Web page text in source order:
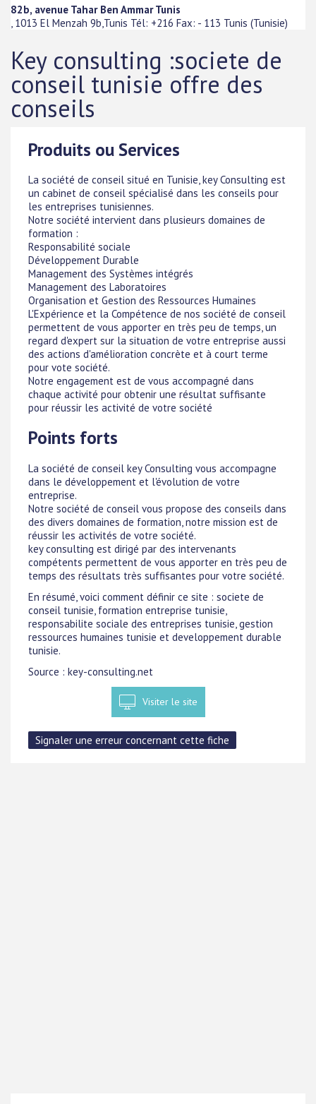
82b, avenue Tahar Ben Ammar Tunis
, 1013 El Menzah 9b,Tunis Tél: +216 Fax: - 113 Tunis (Tunisie)
Key consulting :societe de
conseil tunisie offre des
conseils
Produits ou Services
La société de conseil situé en Tunisie, key Consulting est
un cabinet de conseil spécialisé dans les conseils pour
les entreprises tunisiennes.
Notre société intervient dans plusieurs domaines de
formation :
Responsabilité sociale
Développement Durable
Management des Systèmes intégrés
Management des Laboratoires
Organisation et Gestion des Ressources Humaines
L'Expérience et la Compétence de nos société de conseil
permettent de vous apporter en très peu de temps, un
regard d'expert sur la situation de votre entreprise aussi
des actions d'amélioration concrète et à court terme
pour vote société.
Notre engagement est de vous accompagné dans
chaque activité pour obtenir une résultat suffisante
pour réussir les activité de votre société
Points forts
La société de conseil key Consulting vous accompagne
dans le développement et l'évolution de votre
entreprise.
Notre société de conseil vous propose des conseils dans
des divers domaines de formation, notre mission est de
réussir les activités de votre société.
key consulting est dirigé par des intervenants
compétents permettent de vous apporter en très peu de
temps des résultats très suffisantes pour votre société.
En résumé, voici comment définir ce site : societe de
conseil tunisie, formation entreprise tunisie,
responsabilite sociale des entreprises tunisie, gestion
ressources humaines tunisie et developpement durable
tunisie.
Source : key-consulting.net
Visiter le site